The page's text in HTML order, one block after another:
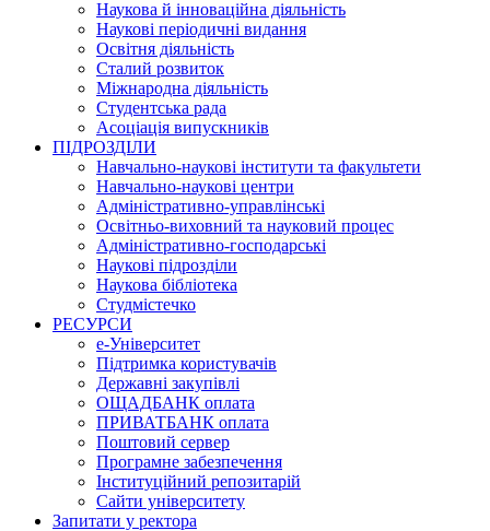
Наукова й інноваційна діяльність
Наукові періодичні видання
Освітня діяльність
Сталий розвиток
Міжнародна діяльність
Студентська рада
Асоціація випускників
ПІДРОЗДІЛИ
Навчально-наукові інститути та факультети
Навчально-наукові центри
Адміністративно-управлінські
Освітньо-виховний та науковий процес
Адміністративно-господарські
Наукові підрозділи
Наукова бібліотека
Студмістечко
РЕСУРСИ
е-Університет
Підтримка користувачів
Державні закупівлі
ОЩАДБАНК оплата
ПРИВАТБАНК оплата
Поштовий сервер
Програмне забезпечення
Інституційний репозитарій
Сайти університету
Запитати у ректора